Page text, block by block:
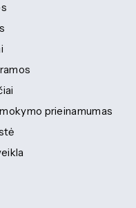
prieinamumas